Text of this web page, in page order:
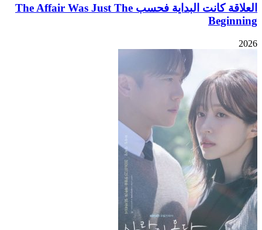
العلاقة كانت البداية فحسب The Affair Was Just The
Beginning
2026